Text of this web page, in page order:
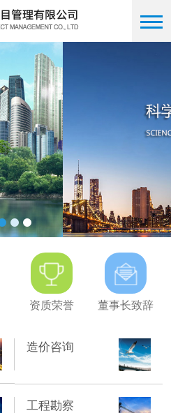
资质荣誉 董事长致辞
造价咨询
工程勘察